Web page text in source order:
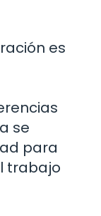
es
se
para
trabajo